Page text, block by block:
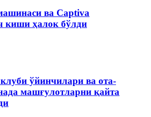
ва Captiva
киши ҳалок бўлди
ўйинчилари ва ота-
машғулотларни қайта